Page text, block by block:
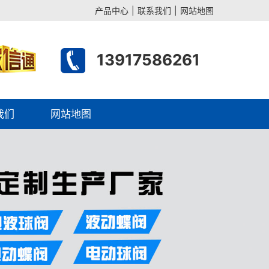
产品中心 联系我们 网站地图
13917586261
网站地图